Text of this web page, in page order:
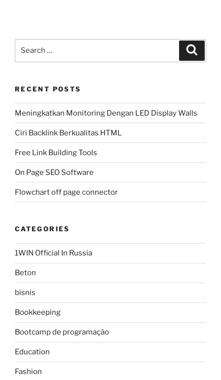
RECENT POSTS
Meningkatkan Monitoring Dengan LED Display Walls
Ciri Backlink Berkualitas HTML
Free Link Building Tools
On Page SEO Software
Flowchart off page connector
CATEGORIES
1WIN Official In Russia
Beton
bisnis
Bookkeeping
Bootcamp de programação
Education
Fashion